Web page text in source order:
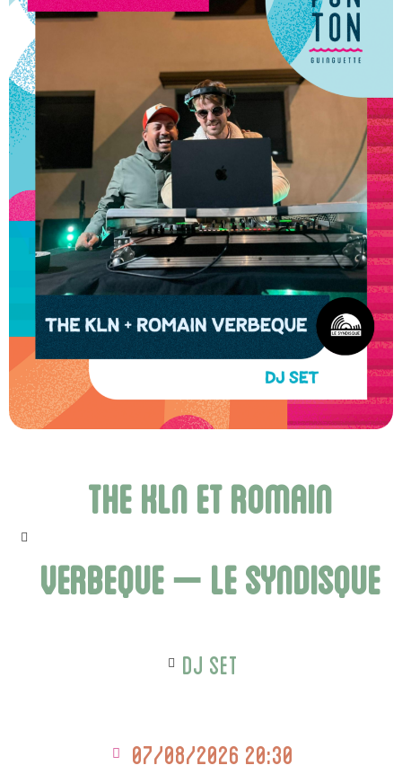
The KLN et Romain
Verbeque – Le Syndisque
Dj Set
07/08/2026 20:30